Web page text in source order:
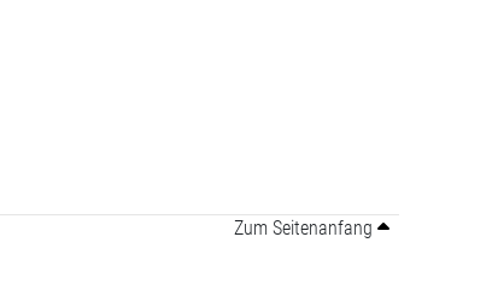
Zum Seitenanfang